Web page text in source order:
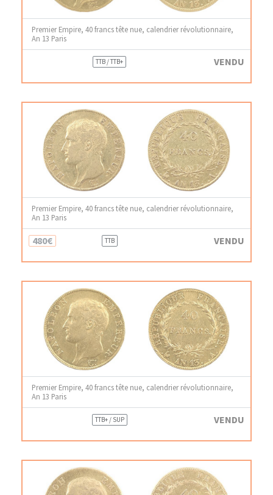
Premier Empire, 40 francs tête nue, calendrier révolutionnaire,
An 13 Paris
TTB / TTB+ VENDU
Premier Empire, 40 francs tête nue, calendrier révolutionnaire,
An 13 Paris
480€ TTB VENDU
Premier Empire, 40 francs tête nue, calendrier révolutionnaire,
An 13 Paris
TTB+ / SUP VENDU